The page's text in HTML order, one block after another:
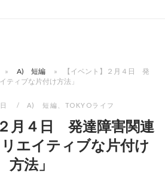
» A) 短編 »
【イベント】２月４日 発
ティブな片付け方法」
A) 短編 TOKYOライフ
月４日 発達障害関連
エイティブな片付け
方法」